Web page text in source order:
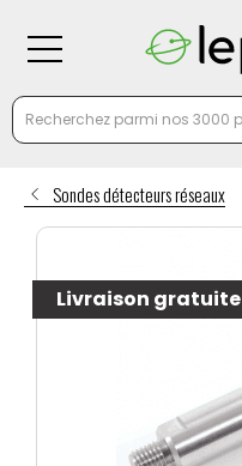
Sondes détecteurs réseaux
Livraison gratuite